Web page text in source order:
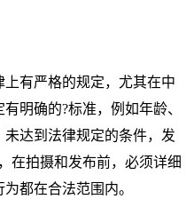
有严格的规定，尤其在中
明确的?标准，例如年龄、
达到法律规定的条件，发
在拍摄和发布前，必须详细
都在合法范围内。